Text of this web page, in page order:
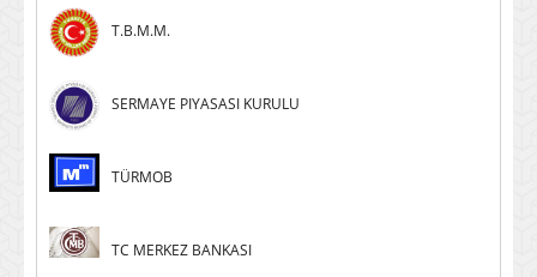
T.B.M.M.
SERMAYE PIYASASI KURULU
TÜRMOB
TC MERKEZ BANKASI